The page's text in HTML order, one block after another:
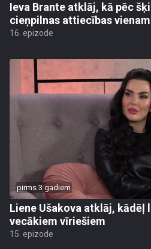
Ieva Brante atklāj, kā pēc
cieņpilnas attiecības
16. epizode
pirms 3 gadiem
Liene Ušakova atklāj,
vecākiem vīriešiem
15. epizode